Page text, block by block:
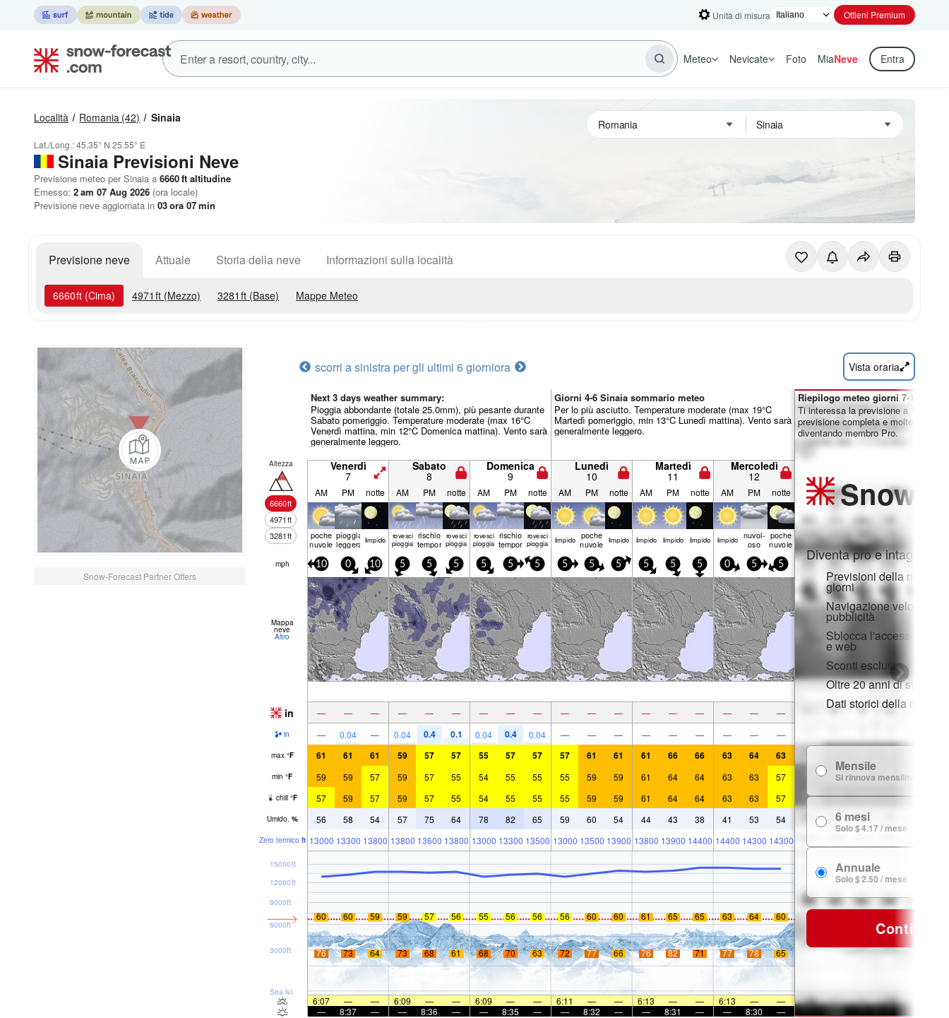
Unità di misura Ottieni Premium
Meteo Nevicate Foto MiaNeve Entra
Località Romania (42) Sinaia
Lat./Long.:45.35° N 25.55° E
Sinaia Previsioni Neve
Previsione meteo per Sinaia a 6660ft altitudine
Emesso: 2 am 07 Aug 2026 (ora locale)
Previsione neve aggiornata in 03ora 07min
Previsione neve Attuale Storia della neve Informazioni sulla località
6660ft (Cima) 4971 ft (Mezzo) 3281 ft (Base) Mappe Meteo
Snow-Forecast Partner Offers
scorri a sinistra per gli ultimi 6 giorniora Vista oraria
Next 3 days weather summary:
Pioggia abbondante (totale 25.0mm), più pesante durante
Sabato pomeriggio. Temperature moderate (max 16°C
Venerdì mattina, min 12°C Domenica mattina). Vento sarà
generalmente leggero.
Giorni 4-6 Sinaia sommario meteo
Per lo più asciutto. Temperature moderate (max 19°C
Martedì pomeriggio, min 13°C Lunedì mattina). Vento sarà
generalmente leggero.
Altezza
6660ft
4971ft
3281ft
Venerdì
7
Sabato
8
Domenica
9
Lunedì
10
Martedì
11
Mercoledì
12
AM PM notte AM PM notte AM PM notte AM PM notte AM PM notte AM PM notte
poche
nuvole
pioggia
leggera limp­ido rovesci
pioggia
rischio
temporale
rovesci
pioggia
rovesci
pioggia
rischio
temporale
rovesci
pioggia limp­ido poche
nuvole limp­ido limp­ido limp­ido limp­ido limp­ido nuvol-
oso
poche
nuvole
mph 10 0 10 5 5 5 5 5 5 5 5 5 5 5 5 0 5 5
Mappa
neve
Altro
in — — — — — — — — — — — — — — — — — —
in — 0.04 — 0.04 0.4 0.1 0.04 0.4 0.04 — — — — — — — — —
max °F 61 61 61 59 57 57 55 57 57 57 61 61 61 66 66 63 64 63
min °F 59 59 57 59 57 55 54 55 55 55 59 59 61 64 64 63 63 57
chill °F 57 59 57 59 57 55 54 55 55 55 59 59 61 64 64 63 63 57
Umido. % 56 58 54 57 75 64 78 82 65 59 60 54 44 43 38 41 53 54
Zero termico ft 13000 13300 13800 13800 13600 13800 13000 13300 13500 13000 13500 13900 13800 13900 14400 14400 14300 14300
Sea lvl
3000ft
6000ft
9000ft
12000ft
15000ft
60 60 59 59 57 56 55 56 56 56 60 60 61 65 65 63 64 60
76 73 64 73 68 61 68 70 63 72 77 66 76 82 71 77 78 65
6:07 — — 6:09 — — 6:09 — — 6:11 — — 6:13 — — 6:13 —
—
—
8:37 — — 8:36 — — 8:35 — — 8:32 — — 8:31 — — 8:30 —
Riepilogo meteo giorni 7-16:
Ti interessa la previsione a 16
previsione completa e molte altre
diventando membro Pro.
Snow
Diventa pro e intaglia:
Previsioni della neve
giorni
Navigazione veloce
pubblicità
Sblocca l'accesso
e web
Sconti esclusivi per i
Oltre 20 anni di storia
Dati storici della neve
Mensile
Si rinnova mensilmente
6 mesi
Solo $ 4.17 / mese
Annuale
Solo $ 2.50 / mese
Continua